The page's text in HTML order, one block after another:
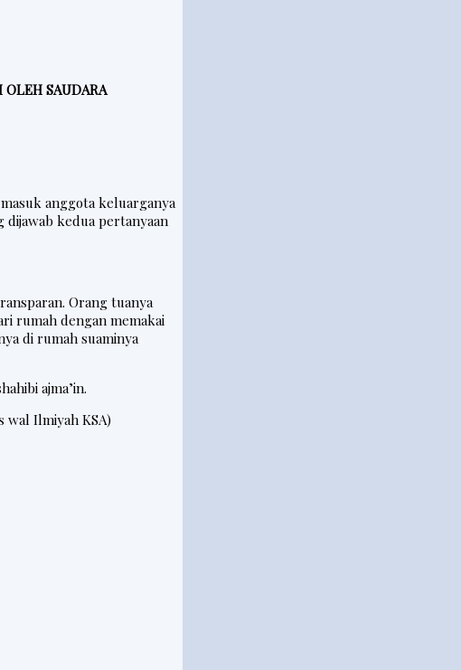
OLEH SAUDARA
anggota keluarganya
dijawab kedua pertanyaan
Orang tuanya
rumah dengan memakai
di rumah suaminya
ajma’in.
wal Ilmiyah KSA)